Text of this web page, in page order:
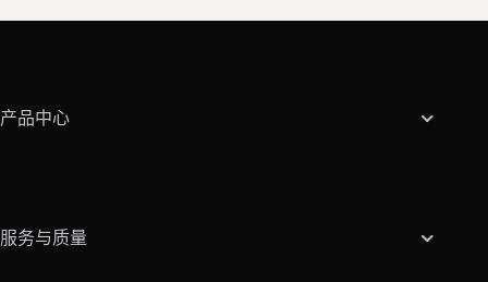
产品中心
服务与质量